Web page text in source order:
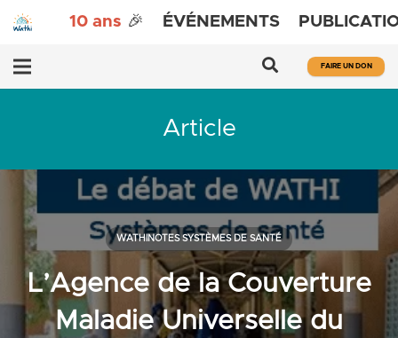
10 ans 🎉 ÉVÉNEMENTS
FAIRE UN DON
Article
L’Agence de la Couverture
Maladie Universelle du
WATHINOTES SYSTÈMES DE SANTÉ